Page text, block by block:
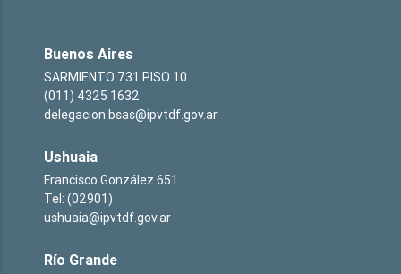
Buenos Aires
SARMIENTO 731 PISO 10
(011) 4325 1632
delegacion.bsas@ipvtdf.gov.ar
Ushuaia
Francisco González 651
Tel: (02901)
ushuaia@ipvtdf.gov.ar
Río Grande